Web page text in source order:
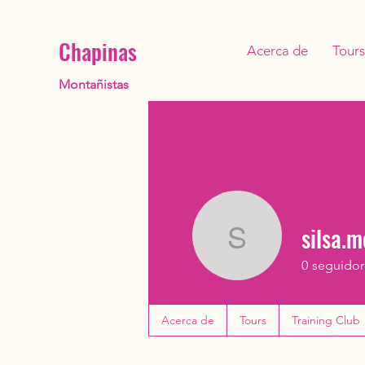
Chapinas
Montañistas
Acerca de Tours
0
Acerca de Tours Training Club